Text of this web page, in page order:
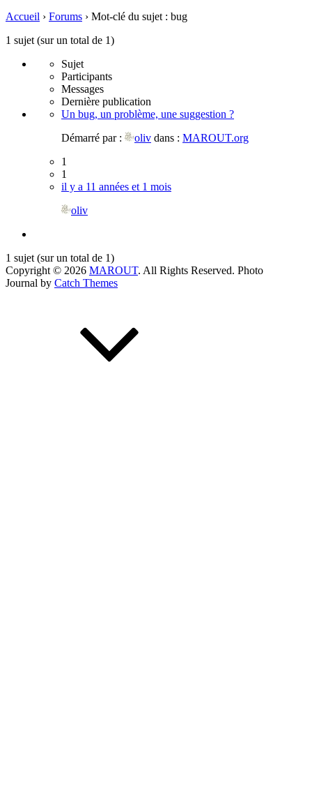
Accueil › Forums › Mot-clé du sujet : bug
1 sujet (sur un total de 1)
Sujet
Participants
Messages
Dernière publication
Un bug, un problème, une suggestion ?
Démarré par :
oliv dans : MAROUT.org
1
1
il y a 11 années et 1 mois
oliv
1 sujet (sur un total de 1)
Copyright © 2026 MAROUT. All Rights Reserved. Photo
Journal by Catch Themes